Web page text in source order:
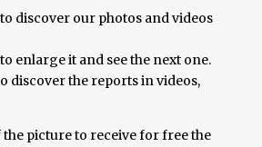
discover our photos and videos
enlarge it and see the next one.
discover the reports in videos,
picture to receive for free the